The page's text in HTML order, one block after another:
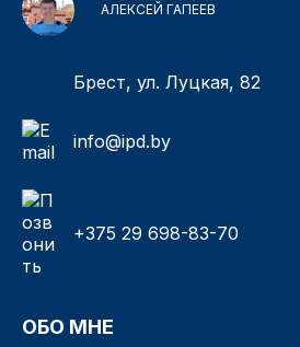
АЛЕКСЕЙ ГАПЕЕВ
Брест, ул. Луцкая, 82
info@ipd.by
+375 29 698-83-70
ОБО МНЕ